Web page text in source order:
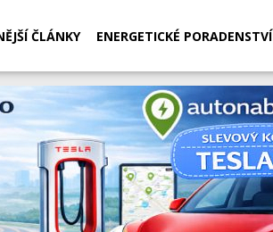
ČLÁNKY ENERGETICKÉ PORADENSTVÍ